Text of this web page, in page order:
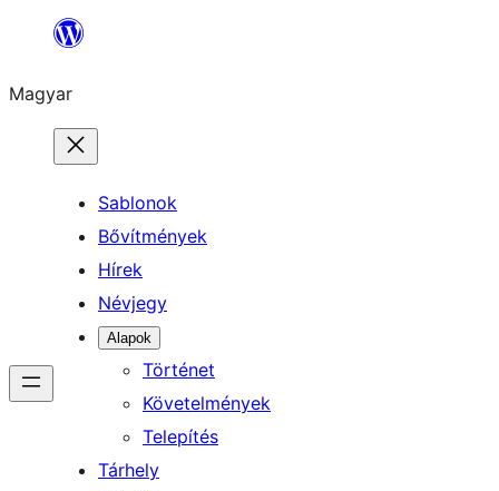
Ugrás
tartalomhoz
Magyar
Sablonok
Bővítmények
Hírek
Névjegy
Alapok
Történet
Követelmények
Telepítés
Tárhely